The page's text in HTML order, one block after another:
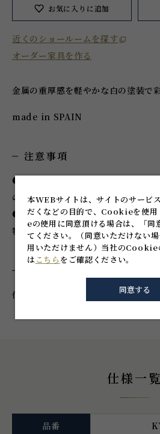
お気に入り に追加
近くのショールームを探す
オーダー家具を作る
金属の重厚感を軽やかな白の塗装で
made in SPAIN
注意事項
●本品は輸入品です。不良があった
のみの対応となります。
●取付相手がセラミックや金属の場
物との間にパッキン等緩衝材をご用
付属ねじ：M4×25
仕様一覧
品番
本WEBサイトは、サイトのサービ
だくなどの目的で、Cookieを使用
eの使用に同意頂ける場合は、「同
てください。
（同意いただけない
用いただけません） 当社のCookie
は こちら をご確認ください。
同意する